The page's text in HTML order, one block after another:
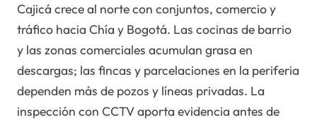
Cajicá crece al norte con conjuntos, comercio y
tráfico hacia Chía y Bogotá. Las cocinas de barrio
y las zonas comerciales acumulan grasa en
descargas; las fincas y parcelaciones en la periferia
dependen más de pozos y líneas privadas. La
inspección con CCTV aporta evidencia antes de